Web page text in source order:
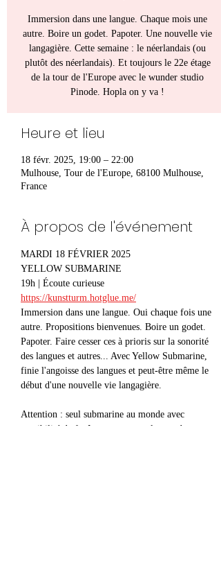
Immersion dans une langue. Chaque mois une
autre. Boire un godet. Papoter. Une nouvelle vie
langagière. Cette semaine : le néerlandais (ou
plutôt des néerlandais). Et toujours le 22e étage
de la tour de l'Europe avec le wunder studio
Pinode. Hopla on y va !
Heure et lieu
18 févr. 2025, 19:00 – 22:00
Mulhouse, Tour de l'Europe, 68100 Mulhouse,
France
À propos de l'événement
MARDI 18 FÉVRIER 2025
YELLOW SUBMARINE
19h | Écoute curieuse
https://kunstturm.hotglue.me/
Immersion dans une langue. Oui chaque fois une
autre. Propositions bienvenues. Boire un godet.
Papoter. Faire cesser ces à prioris sur la sonorité
des langues et autres... Avec Yellow Submarine,
finie l'angoisse des langues et peut-être même le
début d'une nouvelle vie langagière.
Attention : seul submarine au monde avec
possibilité de fenêtre ouverte sur le monde.